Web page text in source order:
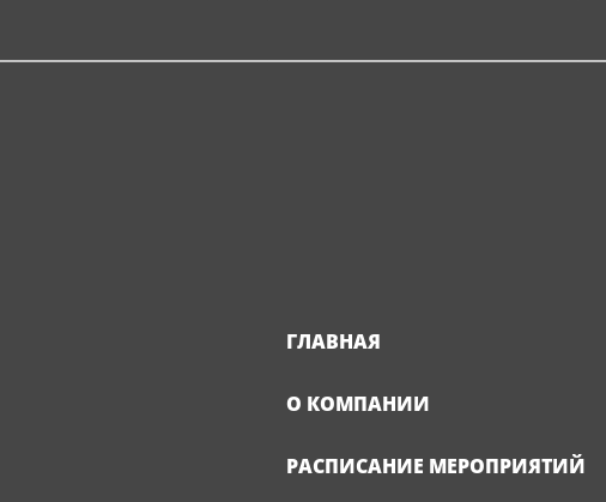
ГЛАВНАЯ
О КОМПАНИИ
РАСПИСАНИЕ МЕРОПРИЯТИЙ